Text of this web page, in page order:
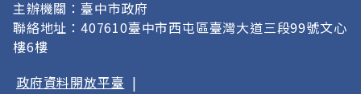
主辦機關：臺中市政府
聯絡地址：407610臺中市西屯區臺灣大道三段99號文心
樓6樓
政府資料開放平臺 |